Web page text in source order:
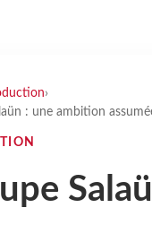
›
: une ambition